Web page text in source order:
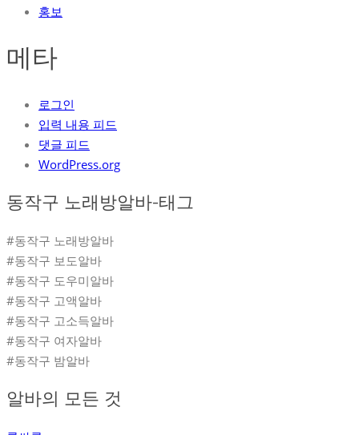
홍보
메타
로그인
입력 내용 피드
댓글 피드
WordPress.org
동작구 노래방알바-태그
#동작구 노래방알바
#동작구 보도알바
#동작구 도우미알바
#동작구 고액알바
#동작구 고소득알바
#동작구 여자알바
#동작구 밤알바
알바의 모든 것